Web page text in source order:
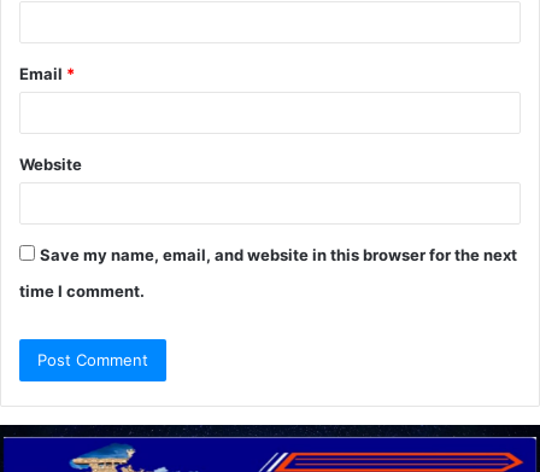
Email *
Website
Save my name, email, and website in this browser for the next
time I comment.